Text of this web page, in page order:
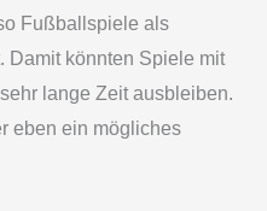
Fußballspiele als
Damit könnten Spiele mit
lange Zeit ausbleiben.
eben ein mögliches